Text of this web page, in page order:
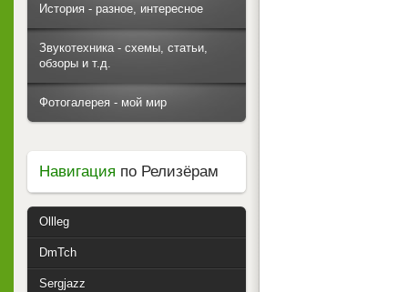
История - разное, интересное
Звукотехника - схемы, статьи,
обзоры и т.д.
Фотогалерея - мой мир
Навигация по Релизёрам
Ollleg
DmTch
Sergjazz